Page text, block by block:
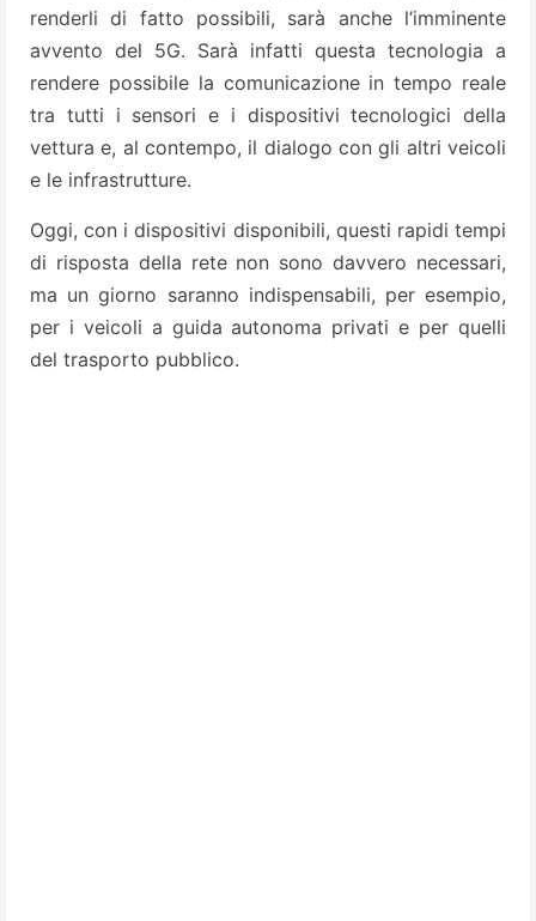
renderli di fatto possibili, sarà anche l’imminente
avvento del 5G. Sarà infatti questa tecnologia a
rendere possibile la comunicazione in tempo reale
tra tutti i sensori e i dispositivi tecnologici della
vettura e, al contempo, il dialogo con gli altri veicoli
e le infrastrutture.
Oggi, con i dispositivi disponibili, questi rapidi tempi
di risposta della rete non sono davvero necessari,
ma un giorno saranno indispensabili, per esempio,
per i veicoli a guida autonoma privati e per quelli
del trasporto pubblico.